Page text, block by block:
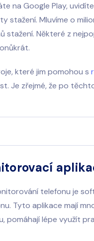
na Google Play,
stažení. Mluvíme o
stažení. Některé z
které jim pomohou s
Je zřejmé, že po
telefonu je
Tyto aplikace mají
pomáhají lépe využít